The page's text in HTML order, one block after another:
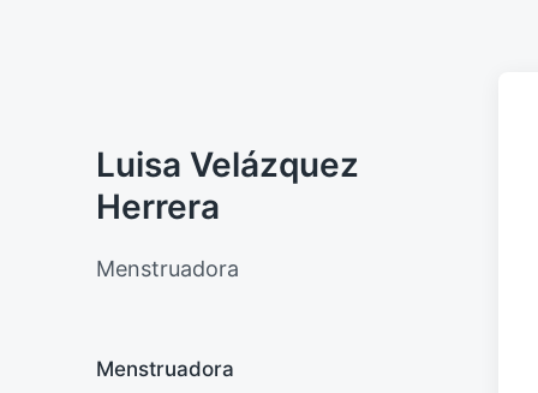
Luisa Velázquez
Herrera
Menstruadora
Menstruadora